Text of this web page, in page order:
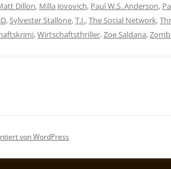
Dillon, Milla Jovovich, Paul W.S. Anderson,
,Sylvester Stallone,T.I.,The Social Network,
,Wirtschaftsthriller,Zoe Saldana,
von WordPress